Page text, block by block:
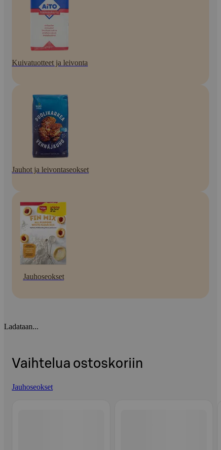
Kuivatuotteet ja leivonta
Jauhot ja leivontaseokset
Jauhoseokset
Ladataan...
Vaihtelua ostoskoriin
Jauhoseokset